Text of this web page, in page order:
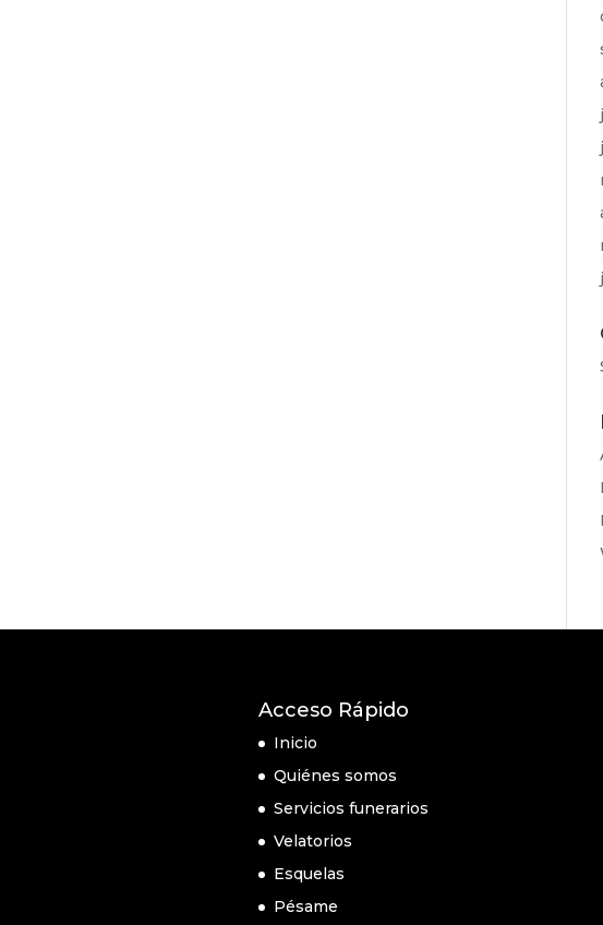
Acceso Rápido
Inicio
Quiénes somos
Servicios funerarios
Velatorios
Esquelas
Pésame